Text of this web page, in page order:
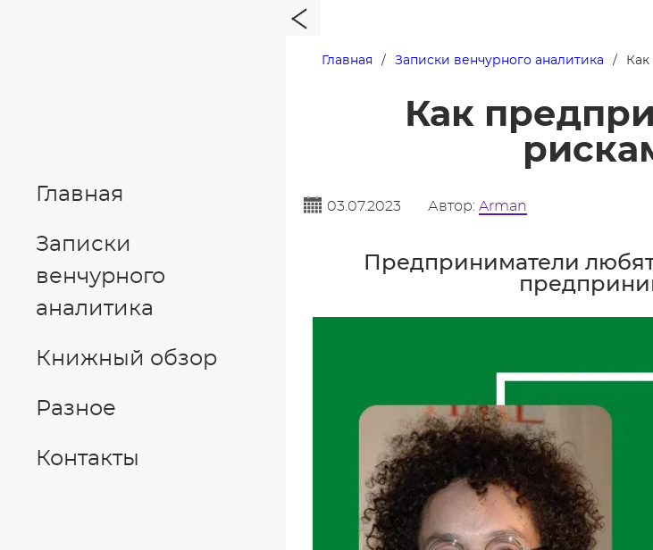
Главная
Записки
венчурного
аналитика
Книжный обзор
Разное
Контакты
Главная Записки венчурного аналитика
Как
03.07.2023 Автор: Arman
Предприниматели